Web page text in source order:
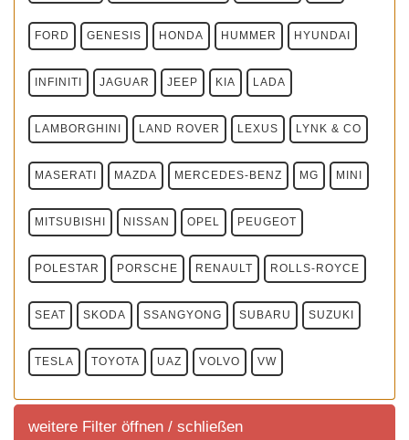
FORD GENESIS HONDA HUMMER HYUNDAI
INFINITI JAGUAR JEEP KIA LADA
LAMBORGHINI LAND ROVER LEXUS LYNK & CO
MASERATI MAZDA MERCEDES-BENZ MG MINI
MITSUBISHI NISSAN OPEL PEUGEOT
POLESTAR PORSCHE RENAULT ROLLS-ROYCE
SEAT SKODA SSANGYONG SUBARU SUZUKI
TESLA TOYOTA UAZ VOLVO VW
weitere Filter öffnen / schließen